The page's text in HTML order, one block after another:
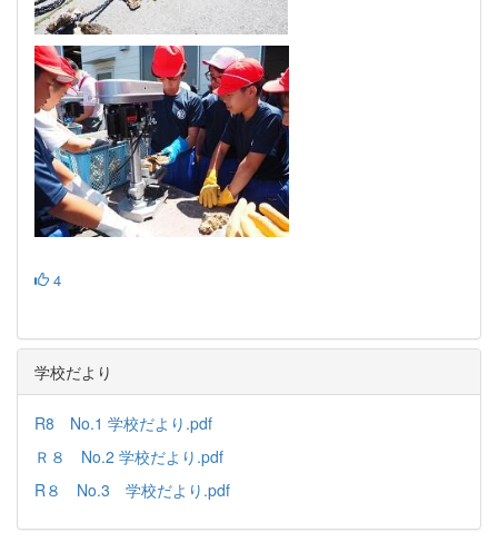
4
学校だより
R8 No.1 学校だより.pdf
Ｒ８ No.2 学校だより.pdf
R８ No.3 学校だより.pdf